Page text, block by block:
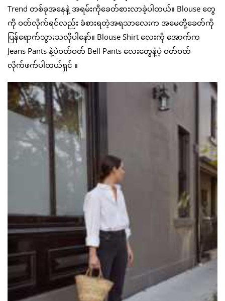
Trend တစ်ခုအနေနဲ့ အရမ်းကိုခေတ်စားလာခဲ့ပါတယ်။ Blouse တွေ
ကို ဝတ်လိုက်ရင်လည်း ခံစားရတဲ့အရသာလေးက အမေတို့ခေတ်ကို
ပြန်ရောက်သွားသလိုပါနော်။ Blouse Shirt လေးကို အောက်က
Jeans Pants နဲ့ပဲဝတ်ဝတ် Bell Pants လေးတွေနဲ့ပဲ့ ဝတ်ဝတ်
လိုက်ဖက်ပါတယ်ရှင် ။